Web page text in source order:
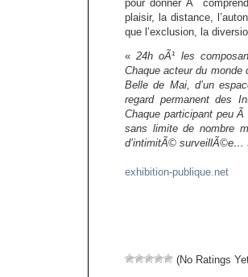
pour donner Ã
plaisir, la distance,
que l’exclusion, la
«24h oÃ¹ les
Chaque acteur du monde
Belle de Mai, d’un
regard permanent des
Chaque participant peu
sans limite de nombre
d’intimitÃ© surveillÃ©e…
exhibition-publique.net
(No Ratings